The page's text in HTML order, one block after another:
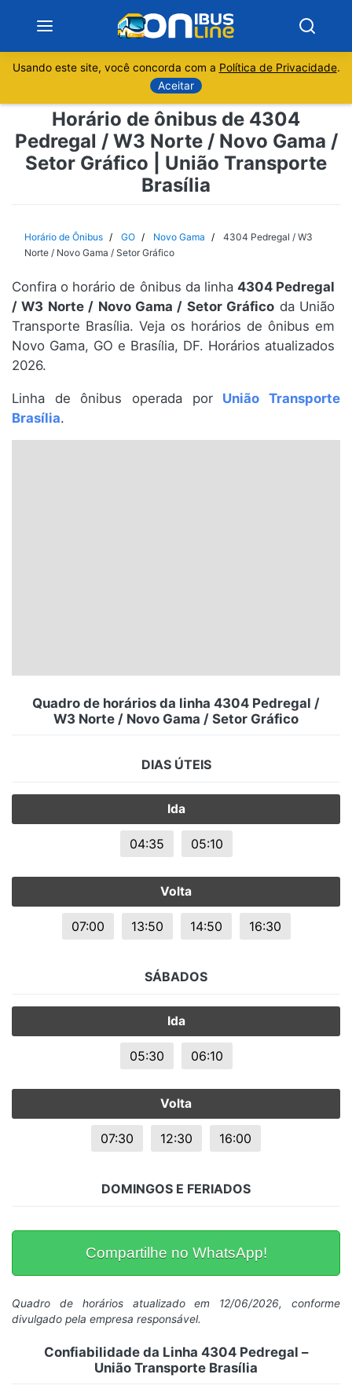
Sobre
Minas Gerais
Rio de Janeiro
Espírito Santo
Paraná
Santa Catarina
Rio Grande do Sul
Usando este site, você concorda com a Política de Privacidade.
Aceitar
Horário de ônibus de 4304
Pedregal / W3 Norte / Novo Gama /
Setor Gráfico | União Transporte
Brasília
Horário de Ônibus GO Novo Gama
4304 Pedregal / W3
Norte / Novo Gama / Setor Gráfico
Confira o horário de ônibus da linha 4304 Pedregal
/ W3 Norte / Novo Gama / Setor Gráfico da União
Transporte Brasília. Veja os horários de ônibus em
Novo Gama, GO e Brasília, DF. Horários atualizados
2026.
Linha de ônibus operada por União Transporte
Brasília.
Quadro de horários da linha 4304 Pedregal /
W3 Norte / Novo Gama / Setor Gráfico
DIAS ÚTEIS
Ida
04:35 05:10
Volta
07:00 13:50 14:50 16:30
SÁBADOS
Ida
05:30 06:10
Volta
07:30 12:30 16:00
DOMINGOS E FERIADOS
Compartilhe no WhatsApp!
Quadro de horários atualizado em 12/06/2026, conforme
divulgado pela empresa responsável.
Confiabilidade da Linha 4304 Pedregal –
União Transporte Brasília